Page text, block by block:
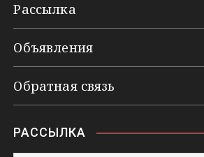
Рассылка
Объявления
Обратная связь
РАССЫЛКА